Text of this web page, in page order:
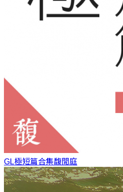
GL極短篇合集馥閒庭